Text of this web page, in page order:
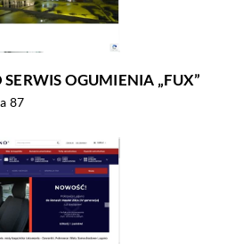
OGUMIENIA „FUX”
87